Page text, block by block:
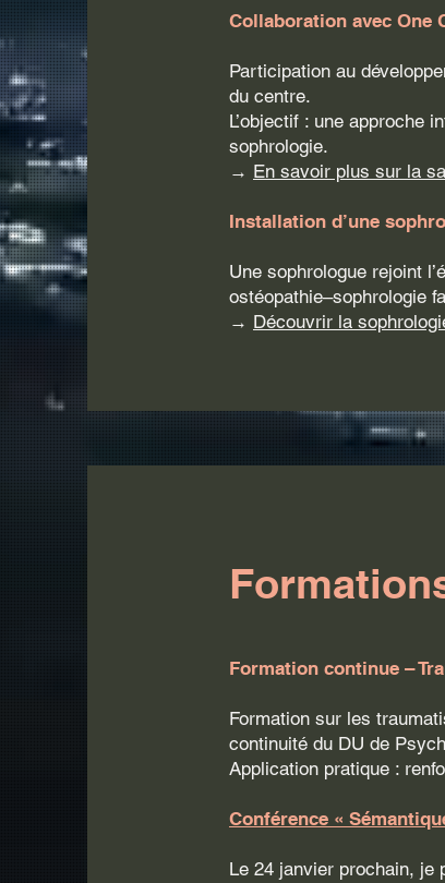
Collaboration avec One
​Participation au
du centre.
L’objectif : une approche
sophrologie.
→ En savoir plus sur la
Installation d’une
Une sophrologue rejoint
ostéopathie–sophrologie
→ Découvrir la
Formation continue –
Formation sur les
continuité du DU de
Application pratique :
Conférence «
Le 24 janvier prochain, je